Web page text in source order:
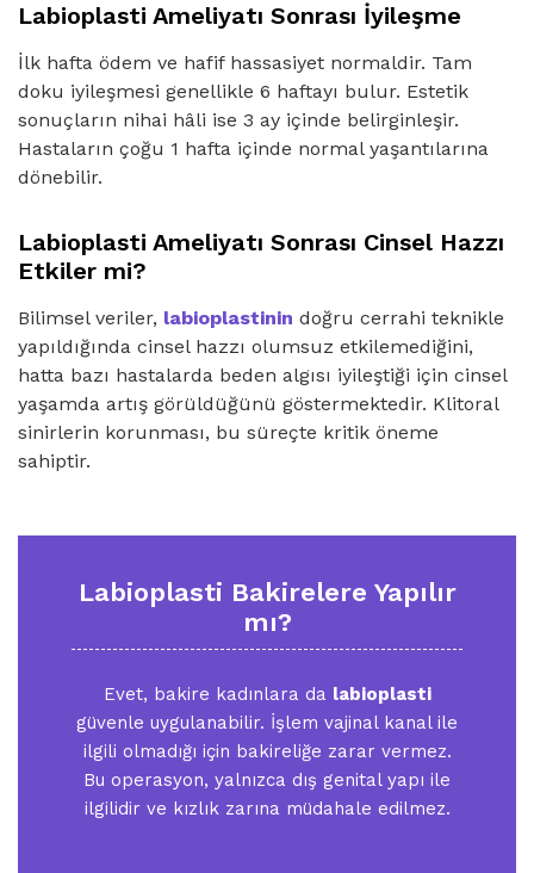
Labioplasti Ameliyatı Sonrası İyileşme
İlk hafta ödem ve hafif hassasiyet normaldir. Tam
doku iyileşmesi genellikle 6 haftayı bulur. Estetik
sonuçların nihai hâli ise 3 ay içinde belirginleşir.
Hastaların çoğu 1 hafta içinde normal yaşantılarına
dönebilir.
Labioplasti Ameliyatı Sonrası Cinsel Hazzı
Etkiler mi?
Bilimsel veriler, labioplastinin doğru cerrahi teknikle
yapıldığında cinsel hazzı olumsuz etkilemediğini,
hatta bazı hastalarda beden algısı iyileştiği için cinsel
yaşamda artış görüldüğünü göstermektedir. Klitoral
sinirlerin korunması, bu süreçte kritik öneme
sahiptir.
Labioplasti Bakirelere Yapılır
mı?
Evet, bakire kadınlara da labioplasti
güvenle uygulanabilir. İşlem vajinal kanal ile
ilgili olmadığı için bakireliğe zarar vermez.
Bu operasyon, yalnızca dış genital yapı ile
ilgilidir ve kızlık zarına müdahale edilmez.